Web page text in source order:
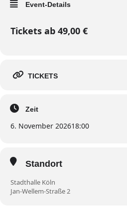
Event-Details
Tickets ab 49,00 €
TICKETS
Zeit
6. November 202618:00
Standort
Stadthalle Köln
Jan-Wellem-Straße 2